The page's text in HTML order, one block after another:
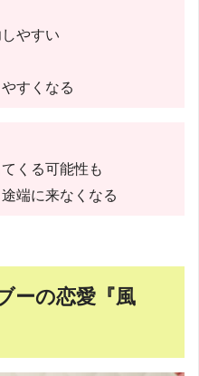
やすい
すくなる
くる可能性も
端に来なくなる
ーの恋愛『風